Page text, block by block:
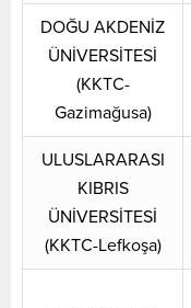
DOĞU AKDENİZ
ÜNİVERSİTESİ
(KKTC-
Gazimağusa)
ULUSLARARASI
KIBRIS
ÜNİVERSİTESİ
(KKTC-Lefkoşa)